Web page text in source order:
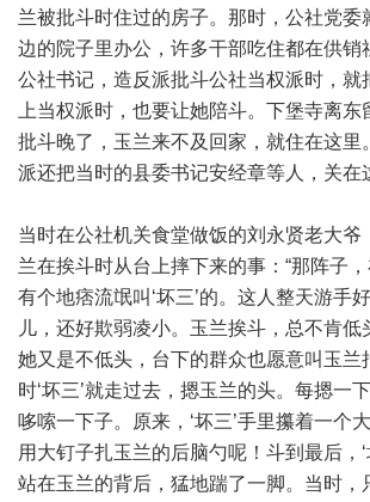
兰被批斗时住过的房子。那时，公社党委
边的院子里办公，许多干部吃住都在供销
公社书记，造反派批斗公社当权派时，就
上当权派时，也要让她陪斗。下堡寺离
批斗晚了，玉兰来不及回家，就住在这里
派还把当时的县委书记安经章等人，关在
当时在公社机关食堂做饭的刘永贤老大爷
兰在挨斗时从台上摔下来的事：“那阵子，
有个地痞流氓叫‘坏三’的。这人整天游手
儿，还好欺弱凌小。玉兰挨斗，总不肯低
她又是不低头，台下的群众也愿意叫玉兰
时‘坏三’就走过去，摁玉兰的头。每摁一
哆嗦一下子。原来，‘坏三’手里攥着一个
用大钉子扎玉兰的后脑勺呢！斗到最后，‘
站在玉兰的背后，猛地踹了一脚。当时，